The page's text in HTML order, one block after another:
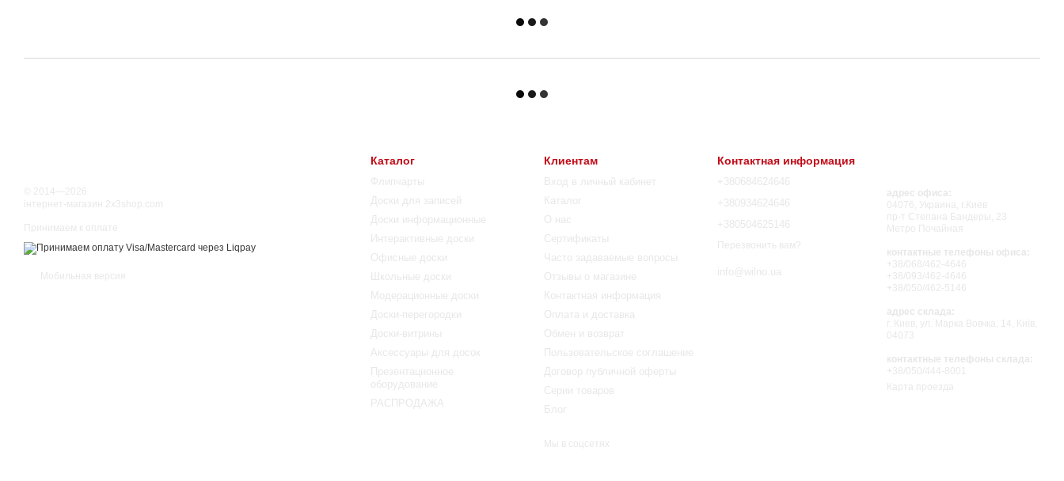
© 2014—2026
інтернет-магазин 2x3shop.com
Принимаем к оплате
Мобильная версия
Каталог
Флипчарты
Доски для записей
Доски информационные
Интерактивные доски
Офисные доски
Школьные доски
Модерационные доски
Доски-перегородки
Доски-витрины
Аксессуары для досок
Презентационное
оборудование
РАСПРОДАЖА
Клиентам
Вход в личный кабинет
Каталог
О нас
Сертификаты
Часто задаваемые вопросы
Отзывы о магазине
Контактная информация
Оплата и доставка
Обмен и возврат
Пользовательское соглашение
Договор публичной оферты
Серии товаров
Блог
Мы в соцсетях
Контактная информация
+380684624646
+380934624646
+380504625146
Перезвонить вам?
info@wilno.ua
адрес офиса:
04076, Украина, г.Киев
пр-т Степана Бандеры, 23
Метро Почайная
контактные телефоны офиса:
+38/068/462-4646
+38/093/462-4646
+38/050/462-5146
адрес склада:
г. Киев, ул. Марка Вовчка, 14, Київ,
04073
контактные телефоны склада:
+38/050/444-8001
Карта проезда